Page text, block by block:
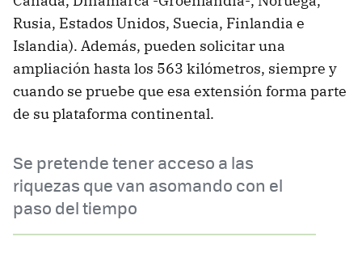
Rusia, Estados Unidos, Suecia, Finlandia e
Islandia). Además, pueden solicitar una
ampliación hasta los 563 kilómetros, siempre y
cuando se pruebe que esa extensión forma parte
de su plataforma continental.
Se pretende tener acceso a las
riquezas que van asomando con el
paso del tiempo